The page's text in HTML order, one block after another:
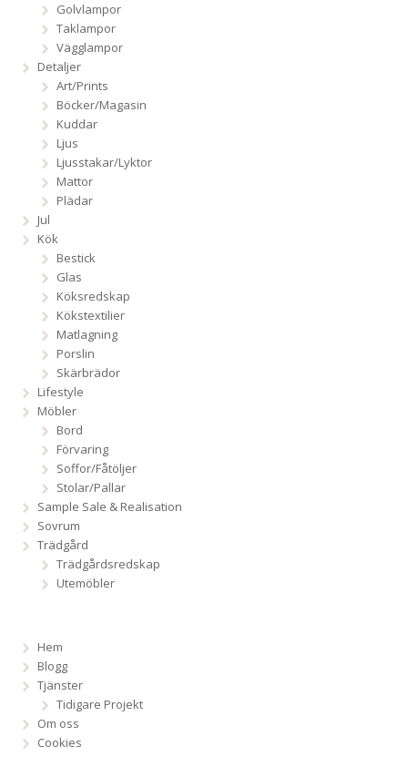
Golvlampor
Taklampor
Vägglampor
Detaljer
Art/Prints
Böcker/Magasin
Kuddar
Ljus
Ljusstakar/Lyktor
Mattor
Plädar
Jul
Kök
Bestick
Glas
Köksredskap
Kökstextilier
Matlagning
Porslin
Skärbrädor
Lifestyle
Möbler
Bord
Förvaring
Soffor/Fåtöljer
Stolar/Pallar
Sample Sale & Realisation
Sovrum
Trädgård
Trädgårdsredskap
Utemöbler
Hem
Blogg
Tjänster
Tidigare Projekt
Om oss
Cookies